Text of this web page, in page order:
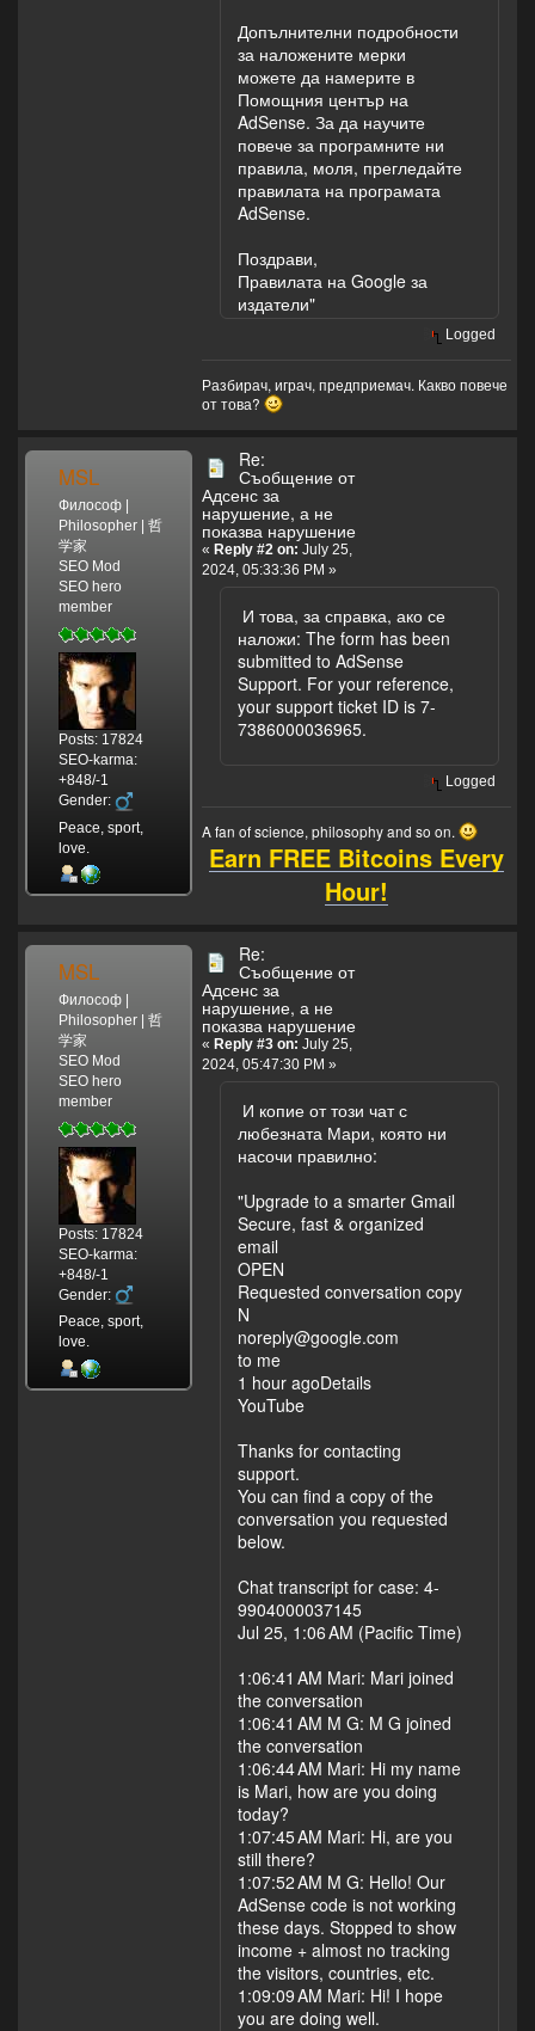
Допълнителни подробности
за наложените мерки
можете да намерите в
Помощния център на
AdSense. За да научите
повече за програмните ни
правила, моля, прегледайте
правилата на програмата
AdSense.
Поздрави,
Правилата на Google за
издатели"
Logged
Разбирач, играч, предприемач. Какво повече
от това?
MSL
Философ |
Philosopher | 哲
学家
SEO Mod
SEO hero
member
Posts: 17824
SEO-karma:
+848/-1
Gender:
Peace, sport,
love.
Re:
Съобщение от
Адсенс за
нарушение, а не
показва нарушение
« Reply #2 on: July 25,
2024, 05:33:36 PM »
И това, за справка, ако се
наложи: The form has been
submitted to AdSense
Support. For your reference,
your support ticket ID is 7-
7386000036965.
Logged
A fan of science, philosophy and so on.
Earn FREE Bitcoins Every
Hour!
MSL
Философ |
Philosopher | 哲
学家
SEO Mod
SEO hero
member
Posts: 17824
SEO-karma:
+848/-1
Gender:
Peace, sport,
love.
Re:
Съобщение от
Адсенс за
нарушение, а не
показва нарушение
« Reply #3 on: July 25,
2024, 05:47:30 PM »
И копие от този чат с
любезната Мари, която ни
насочи правилно:
"Upgrade to a smarter Gmail
Secure, fast & organized
email
OPEN
Requested conversation copy
N
noreply@google.com
to me
1 hour agoDetails
YouTube
Thanks for contacting
support.
You can find a copy of the
conversation you requested
below.
Chat transcript for case: 4-
9904000037145
Jul 25, 1:06 AM (Pacific Time)
1:06:41 AM Mari: Mari joined
the conversation
1:06:41 AM M G: M G joined
the conversation
1:06:44 AM Mari: Hi my name
is Mari, how are you doing
today?
1:07:45 AM Mari: Hi, are you
still there?
1:07:52 AM M G: Hello! Our
AdSense code is not working
these days. Stopped to show
income + almost no tracking
the visitors, countries, etc.
1:09:09 AM Mari: Hi! I hope
you are doing well.